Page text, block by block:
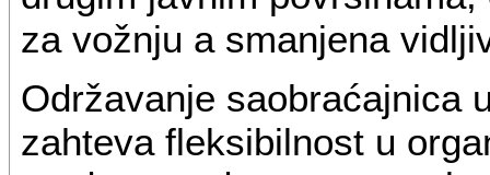
za vožnju a smanjena
Održavanje saobraćajnica
zahteva fleksibilnost u